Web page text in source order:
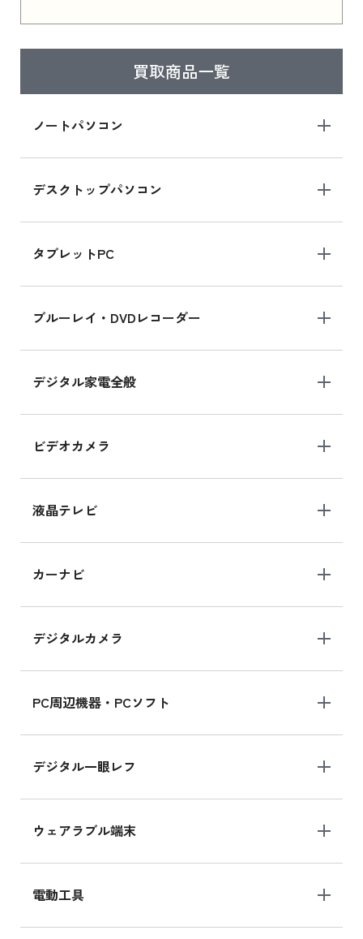
買取商品一覧
ノートパソコン
デスクトップパソコン
タブレットPC
ブルーレイ・DVDレコーダー
デジタル家電全般
ビデオカメラ
液晶テレビ
カーナビ
デジタルカメラ
PC周辺機器・PCソフト
デジタル一眼レフ
ウェアラブル端末
電動工具
はこちら
ら
iPad mini シリーズ 2024
iPad mini 8.3インチ の新品買取価格
iPhone 16 シリーズ
iPhone 16 の新品買取価格
iPad Air 11インチ シリーズ
iPad Air 11インチ の新品買取価格
iPhone 15 128GB シリーズ
iPhone 15 128GB の新品買取価格
MK2K3J/Aの新品買取価格はこちら